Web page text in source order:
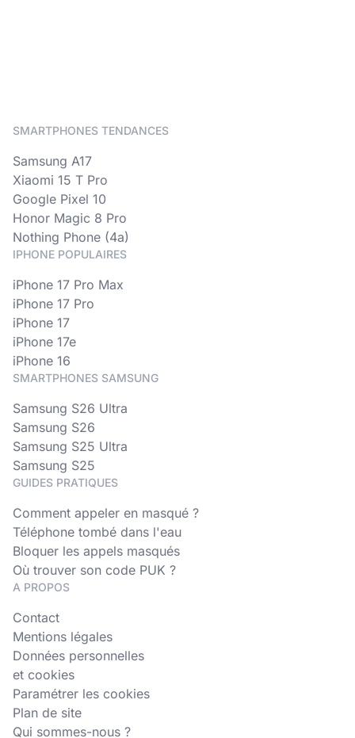
SMARTPHONES TENDANCES
Samsung A17
Xiaomi 15 T Pro
Google Pixel 10
Honor Magic 8 Pro
Nothing Phone (4a)
IPHONE POPULAIRES
iPhone 17 Pro Max
iPhone 17 Pro
iPhone 17
iPhone 17e
iPhone 16
SMARTPHONES SAMSUNG
Samsung S26 Ultra
Samsung S26
Samsung S25 Ultra
Samsung S25
GUIDES PRATIQUES
Comment appeler en masqué ?
Téléphone tombé dans l'eau
Bloquer les appels masqués
Où trouver son code PUK ?
A PROPOS
Contact
Mentions légales
Données personnelles
et cookies
Paramétrer les cookies
Plan de site
Qui sommes-nous ?